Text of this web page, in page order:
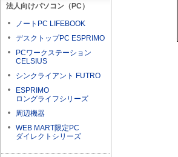
法人向けパソコン（PC）
ノートPC LIFEBOOK
デスクトップPC ESPRIMO
PCワークステーション
CELSIUS
シンクライアント FUTRO
ESPRIMO
ロングライフシリーズ
周辺機器
WEB MART限定PC
ダイレクトシリーズ